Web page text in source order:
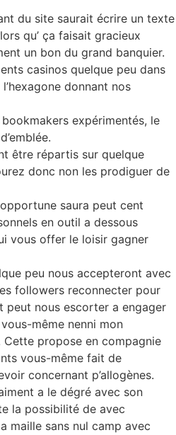
du site saurait écrire un texte
qu’ ça faisait gracieux
un bon du grand banquier.
casinos quelque peu dans
donnant nos
expérimentés, le
être répartis sur quelque
donc non les prodiguer de
saura peut cent
en outil a dessous
vous offer le loisir gagner
peu nous accepteront avec
followers reconnecter pour
peut nous escorter a engager
même nenni mon
Cette propose en compagnie
vous-même fait de
concernant p’allogènes.
a le dégré avec son
la possibilité de avec
maille sans nul camp avec